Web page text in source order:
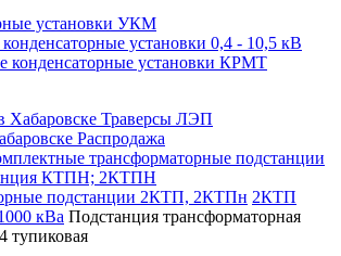
установки УКМ
установки 0,4 - 10,5 кВ
конденсаторные установки КРМТ
Траверсы ЛЭП
Распродажа
трансформаторные подстанции
КТПН; 2КТПН
подстанции 2КТП, 2КТПн 2КТП
кВа Подстанция трансформаторная
тупиковая